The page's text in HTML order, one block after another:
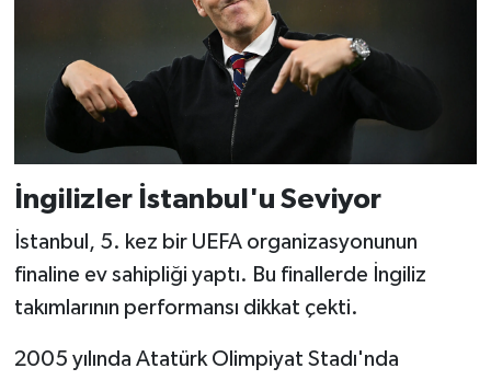
İngilizler İstanbul'u Seviyor
İstanbul, 5. kez bir UEFA organizasyonunun
finaline ev sahipliği yaptı. Bu finallerde İngiliz
takımlarının performansı dikkat çekti.
2005 yılında Atatürk Olimpiyat Stadı'nda